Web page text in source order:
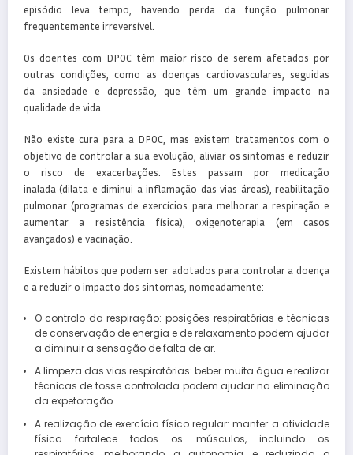
episódio leva tempo, havendo perda da função pulmonar
frequentemente irreversível.
Os doentes com DPOC têm maior risco de serem afetados por
outras condições, como as doenças cardiovasculares, seguidas
da ansiedade e depressão, que têm um grande impacto na
qualidade de vida.
Não existe cura para a DPOC, mas existem tratamentos com o
objetivo de controlar a sua evolução, aliviar os sintomas e reduzir
o risco de exacerbações. Estes passam por medicação
inalada (dilata e diminui a inflamação das vias áreas), reabilitação
pulmonar (programas de exercícios para melhorar a respiração e
aumentar a resistência física), oxigenoterapia (em casos
avançados) e vacinação.
Existem hábitos que podem ser adotados para controlar a doença
e a reduzir o impacto dos sintomas, nomeadamente:
O controlo da respiração: posições respiratórias e técnicas
de conservação de energia e de relaxamento podem ajudar
a diminuir a sensação de falta de ar.
A limpeza das vias respiratórias: beber muita água e realizar
técnicas de tosse controlada podem ajudar na eliminação
da expetoração.
A realização de exercício físico regular: manter a atividade
física fortalece todos os músculos, incluindo os